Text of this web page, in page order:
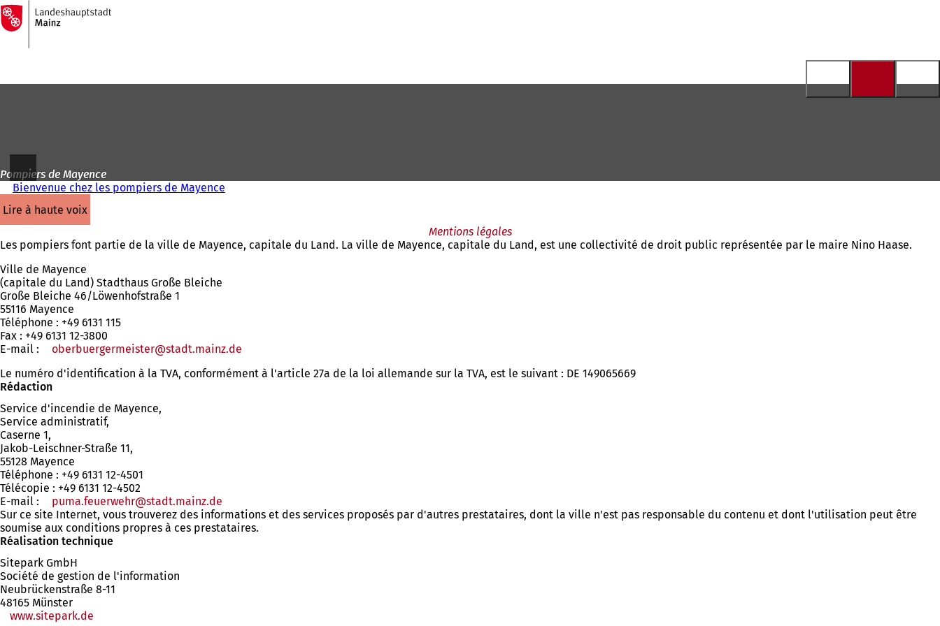
Accéder au contenu
Vers
la
page
d'accueil
Pompiers de Mayence
Bienvenue chez les pompiers de Mayence
lire à haute voix
Mentions légales
Les pompiers font partie de la ville de Mayence, capitale du Land. La ville de Mayence, capitale du Land, est une collectivité de droit public représentée par le maire Nino Haase.
Ville de Mayence
(capitale du Land) Stadthaus Große Bleiche
Große Bleiche 46/Löwenhofstraße 1
55116 Mayence
Téléphone : +49 6131 115
Fax : +49 6131 12-3800
E-mail :
oberbuergermeister stadt.mainz de
Le numéro d'identification à la TVA, conformément à l'article 27a de la loi allemande sur la TVA, est le suivant : DE 149065669
Rédaction
Service d'incendie de Mayence,
Service administratif,
Caserne 1,
Jakob-Leischner-Straße 11,
55128 Mayence
Téléphone : +49 6131 12-4501
Télécopie : +49 6131 12-4502
E-mail :
puma.feuerwehr stadt.mainz de
Sur ce site Internet, vous trouverez des informations et des services proposés par d'autres prestataires, dont la ville n'est pas responsable du contenu et dont l'utilisation peut être
soumise aux conditions propres à ces prestataires.
Réalisation technique
Sitepark GmbH
Société de gestion de l'information
Neubrückenstraße 8-11
48165 Münster
www.sitepark.de